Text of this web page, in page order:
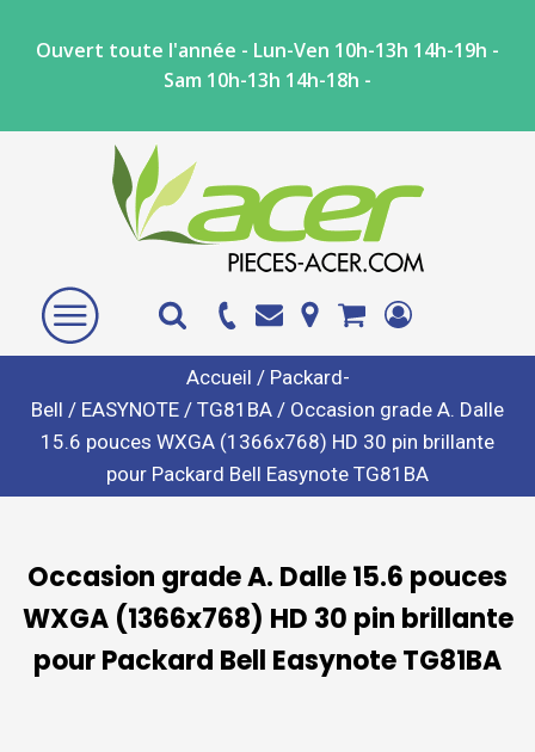
Ouvert toute l'année - Lun-Ven 10h-13h 14h-19h -
Sam 10h-13h 14h-18h -
Accueil / Packard-
Bell / EASYNOTE / TG81BA / Occasion grade A. Dalle
15.6 pouces WXGA (1366x768) HD 30 pin brillante
pour Packard Bell Easynote TG81BA
Occasion grade A. Dalle 15.6 pouces
WXGA (1366x768) HD 30 pin brillante
pour Packard Bell Easynote TG81BA